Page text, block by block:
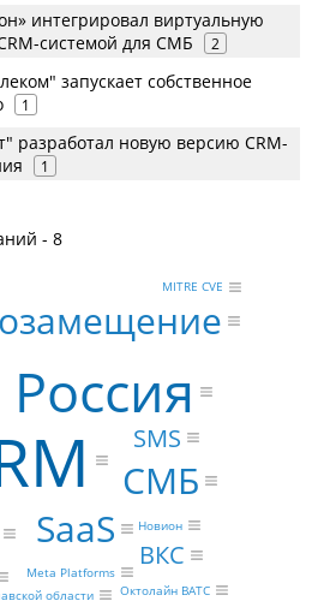
интегрировал виртуальную
системой для СМБ
2
запускает собственное
1
разработал новую версию CRM-
1
- 8
Россия
SaaS
СМБ
SMS
ВКС
Новион
Meta Platforms
области Октолайн ВАТС
MITRE CVE